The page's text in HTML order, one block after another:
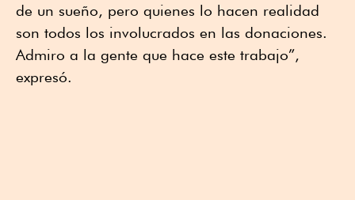
de un sueño, pero quienes lo hacen realidad
son todos los involucrados en las donaciones.
Admiro a la gente que hace este trabajo”,
expresó.